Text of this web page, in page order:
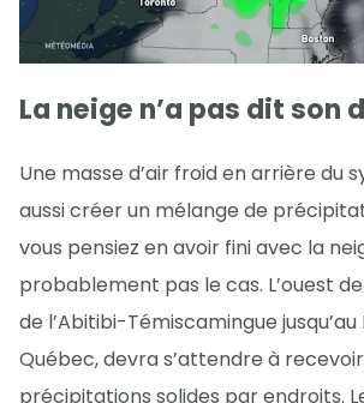
La neige n’a pas dit son
Une masse d’air froid en arrière du
aussi créer un mélange de
vous pensiez en avoir fini avec la
probablement pas le cas. L’ouest
de l’Abitibi-Témiscamingue
Québec, devra s’attendre à
précipitations solides par endroits.